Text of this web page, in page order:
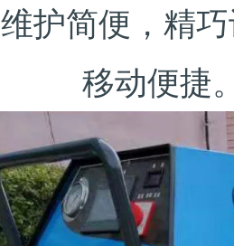
维护简便，精
移动便捷